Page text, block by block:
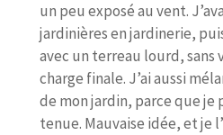
un peu exposé au vent.
jardinières en jardinerie,
avec un terreau lourd, sans
charge finale. J’ai aussi
de mon jardin, parce que je
tenue. Mauvaise idée, et je